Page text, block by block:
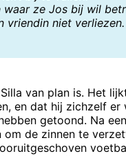
zou ik toch proberen op
haan die legt geen eier
dat komende dagen alles
aan het houden zijn,
ze Jos bij wil
vriendin niet
van plan is. Het
en dat hij zichzelf
getoond. Na
de zinnen te